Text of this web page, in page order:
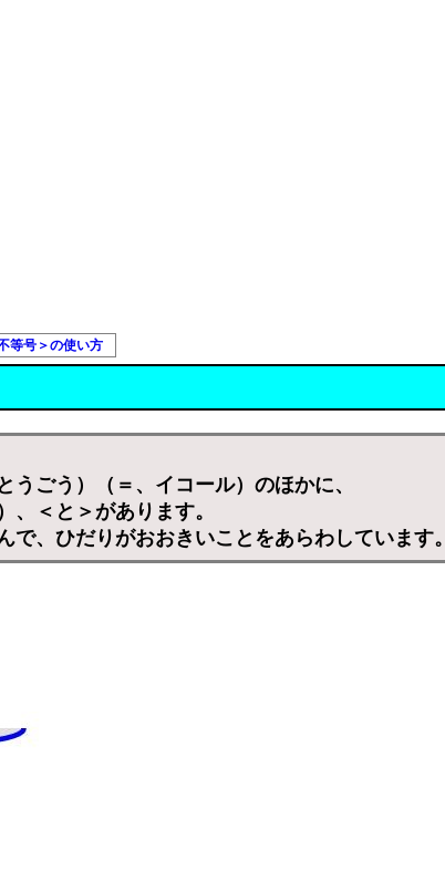
等号＞の使い方
ごう）（＝、イコール）のほかに、
、＜と＞があります。
で、ひだりがおおきいことをあらわしています。